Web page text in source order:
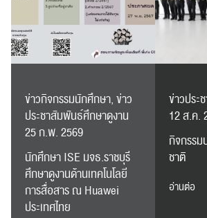
ข่าวกิจกรรมนักศึกษา, ข่าว
ประชาสัมพันธ์ศึกษาดูงาน
25 ก.พ. 2569
นักศึกษา ISE มจธ.ราชบุรี
ศึกษาดูงานด้านเทคโนโลยี
การสื่อสาร ณ Huawei
ประเทศไทย
ข่าวปร
12 ส.ค.
กิจกรร
ชาติ
อ่านต่อ